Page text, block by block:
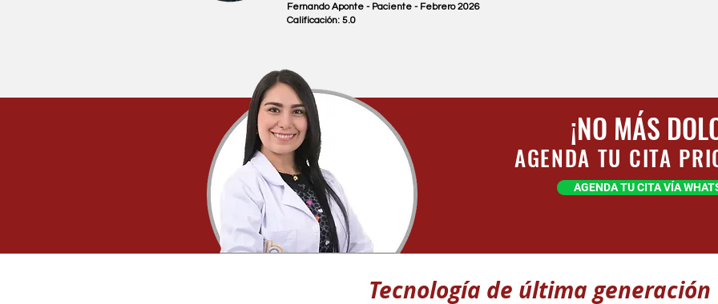
Fernando Aponte - Paciente - Febrero 2026
Calificación: 5.0
¡NO MÁS
AGENDA TU CITA
AGENDA TU CITA VÍA
Tecnología de última generación